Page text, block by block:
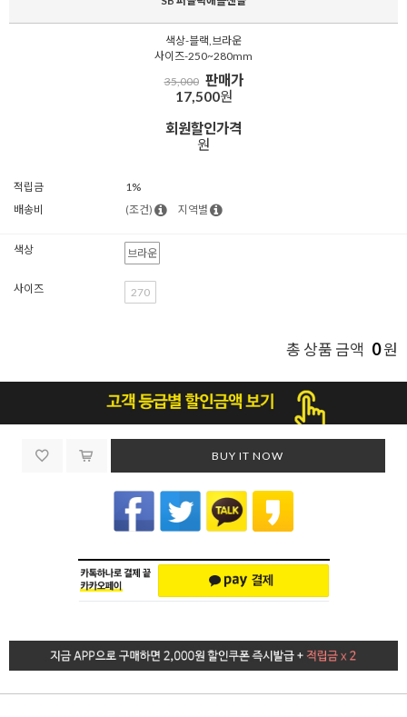
색상-블랙,브라운
사이즈-250~280mm
35,000 판매가
17,500원
회원할인가격
원
적립금
1%
배송비
(조건) 지역별
색상 브라운
사이즈 270
총 상품 금액 0원
BUY IT NOW